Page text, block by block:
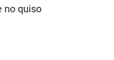
no quiso